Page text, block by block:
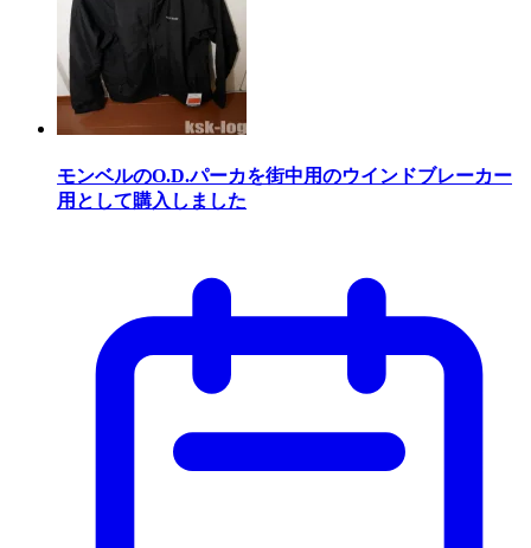
モンベルのO.D.パーカを街中用のウインドブレーカー
用として購入しました